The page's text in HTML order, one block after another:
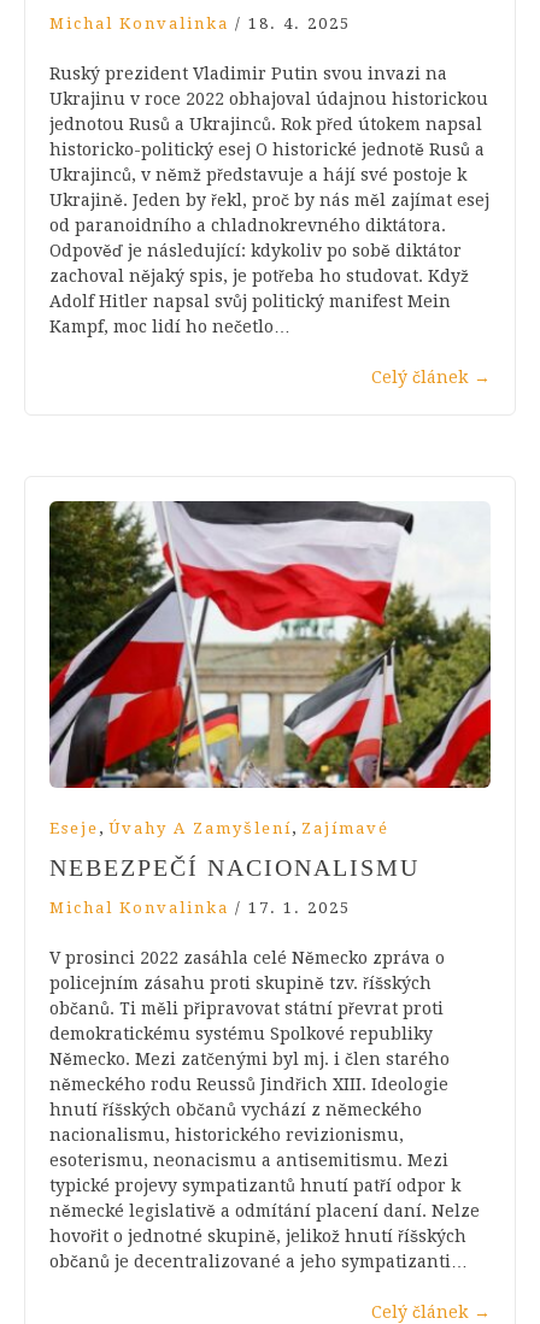
Michal Konvalinka / 18. 4. 2025
Ruský prezident Vladimir Putin svou invazi na
Ukrajinu v roce 2022 obhajoval údajnou historickou
jednotou Rusů a Ukrajinců. Rok před útokem napsal
historicko-politický esej O historické jednotě Rusů a
Ukrajinců, v němž představuje a hájí své postoje k
Ukrajině. Jeden by řekl, proč by nás měl zajímat esej
od paranoidního a chladnokrevného diktátora.
Odpověď je následující: kdykoliv po sobě diktátor
zachoval nějaký spis, je potřeba ho studovat. Když
Adolf Hitler napsal svůj politický manifest Mein
Kampf, moc lidí ho nečetlo…
Celý článek →
Eseje , Úvahy A Zamyšlení, Zajímavé
NEBEZPEČÍ NACIONALISMU
Michal Konvalinka / 17. 1. 2025
V prosinci 2022 zasáhla celé Německo zpráva o
policejním zásahu proti skupině tzv. říšských
občanů. Ti měli připravovat státní převrat proti
demokratickému systému Spolkové republiky
Německo. Mezi zatčenými byl mj. i člen starého
německého rodu Reussů Jindřich XIII. Ideologie
hnutí říšských občanů vychází z německého
nacionalismu, historického revizionismu,
esoterismu, neonacismu a antisemitismu. Mezi
typické projevy sympatizantů hnutí patří odpor k
německé legislativě a odmítání placení daní. Nelze
hovořit o jednotné skupině, jelikož hnutí říšských
občanů je decentralizované a jeho sympatizanti…
Celý článek →